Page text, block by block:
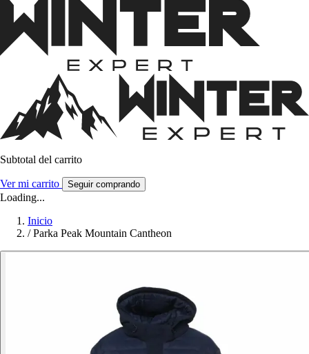
Subtotal del carrito
Ver mi carrito Seguir comprando
Loading...
Inicio
/ Parka Peak Mountain Cantheon